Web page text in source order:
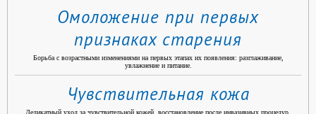
Омоложение при первых
признаках старения
Борьба с возрастными изменениями на первых этапах их появления: разглаживание,
увлажнение и питание.
Чувствительная кожа
Деликатный уход за чувствительной кожей, восстановление после инвазивных процедур.